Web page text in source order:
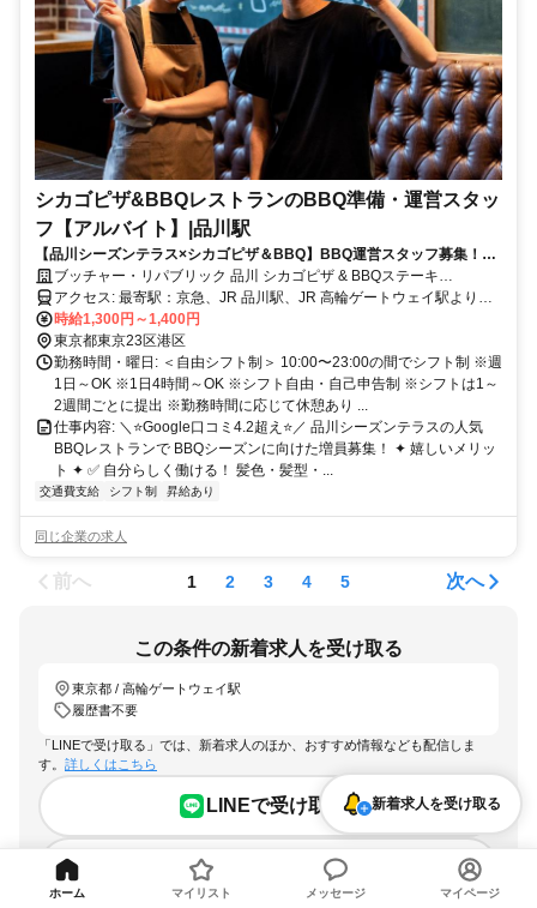
シカゴピザ&BBQレストランのBBQ準備・運営スタッ
フ【アルバイト】|品川駅
【品川シーズンテラス×シカゴピザ＆BBQ】BBQ運営スタッフ募集！週
1日～OK・シフト自由・髪色＆ピアスOK◎未経験＆Wワーク歓迎！
ブッチャー・リパブリック 品川 シカゴピザ & BBQステーキ
(BUTCHER REPUBLIC)
アクセス: 最寄駅：京急、JR 品川駅、JR 高輪ゲートウェイ駅より徒
歩10分 ・品川シーズンテラス2階の解放感バツグンの店舗！BBQ場も
併設♪ ・東京タワーが見えるレストラン♪ ・芝浦中央公園隣接！
時給1,300円～1,400円
東京都東京23区港区
勤務時間・曜日: ＜自由シフト制＞ 10:00〜23:00の間でシフト制 ※週
1日～OK ※1日4時間～OK ※シフト自由・自己申告制 ※シフトは1～
2週間ごとに提出 ※勤務時間に応じて休憩あり ...
仕事内容: ＼⭐️Google口コミ4.2超え⭐️／ 品川シーズンテラスの人気
BBQレストランで BBQシーズンに向けた増員募集！ ✦ 嬉しいメリッ
ト ✦ ✅ 自分らしく働ける！ 髪色・髪型・...
交通費支給 シフト制 昇給あり
同じ企業の求人
前へ 1 2 3 4 5 次へ
この条件の新着求人を受け取る
東京都 / 高輪ゲートウェイ駅
履歴書不要
「LINEで受け取る」では、新着求人のほか、おすすめ情報なども配信しま
す。 詳しくはこちら
LINEで受け取る
メールで受け取る
新着求人を受け取る
ホーム マイリスト メッセージ マイページ